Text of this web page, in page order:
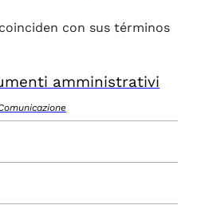
con sus términos
amministrativi